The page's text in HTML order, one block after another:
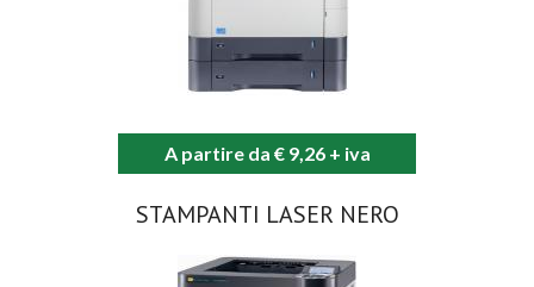
A partire da € 9,26 + iva
STAMPANTI LASER NERO